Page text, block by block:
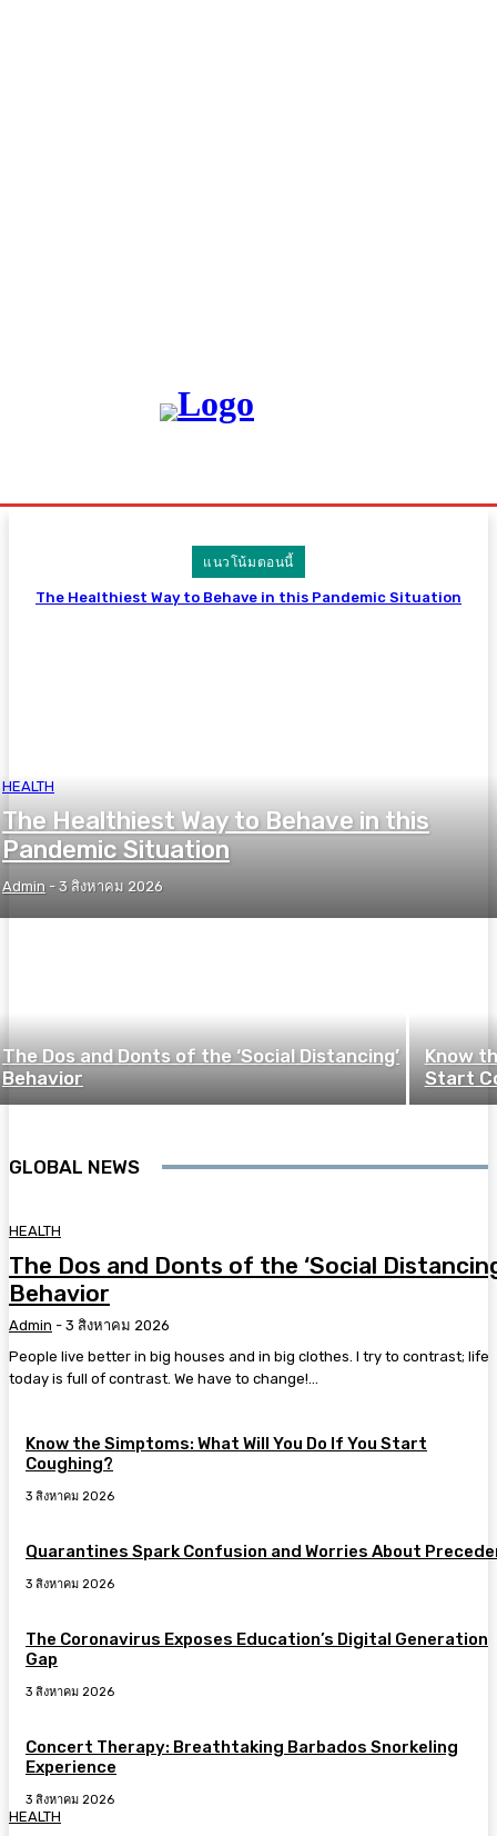
แนวโน้มตอนนี้
The Healthiest Way to Behave in this Pandemic Situation
HEALTH
The Healthiest Way to Behave in this
Pandemic Situation
Admin - 3 สิงหาคม 2026
The Dos and Donts of the ‘Social Distancing’
Behavior
Know
Start
GLOBAL NEWS
HEALTH
The Dos and Donts of the ‘Social
Behavior
Admin - 3 สิงหาคม 2026
People live better in big houses and in big clothes. I try to contrast; life
today is full of contrast. We have to change!...
Know the Simptoms: What Will You Do If You Start
Coughing?
3 สิงหาคม 2026
Quarantines Spark Confusion and Worries About
3 สิงหาคม 2026
The Coronavirus Exposes Education’s Digital Generation
Gap
3 สิงหาคม 2026
Concert Therapy: Breathtaking Barbados Snorkeling
Experience
3 สิงหาคม 2026
HEALTH